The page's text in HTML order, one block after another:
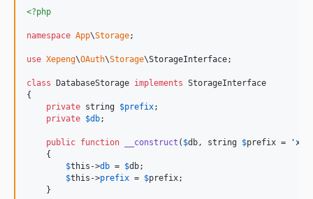
<?php
namespace App\Storage;
use Xepeng\OAuth\Storage\StorageInterface;
class DatabaseStorage implements StorageInterface
{
private string $prefix;
private $db;
public function __construct ( $db , string $prefix = '
    {
$this ->db = $db;
$this ->prefix = $prefix;
    }